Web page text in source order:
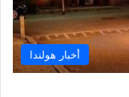
أخبار هولندا